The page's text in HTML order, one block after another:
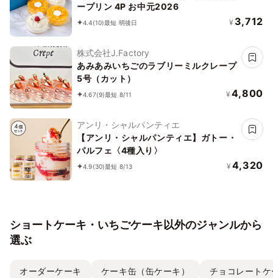
ープリン 4P お中元2026
4.4(10)最短 明後日 ¥ 3,712
株式会社J.Factory
あみあみいちごのラブリーミルクレープ
5号（カット）
4.67(9)最短 8/11 ¥ 4,800
アンリ・シャルパンティエ
【アンリ・シャルパンティエ】ガトー・
パルフェ〈4種入り〉
4.9(30)最短 8/13 ¥ 4,320
ショートケーキ・いちごケーキ以外のジャンルから
選ぶ
オーダーケーキ ケーキ缶（缶ケーキ） チョコレート